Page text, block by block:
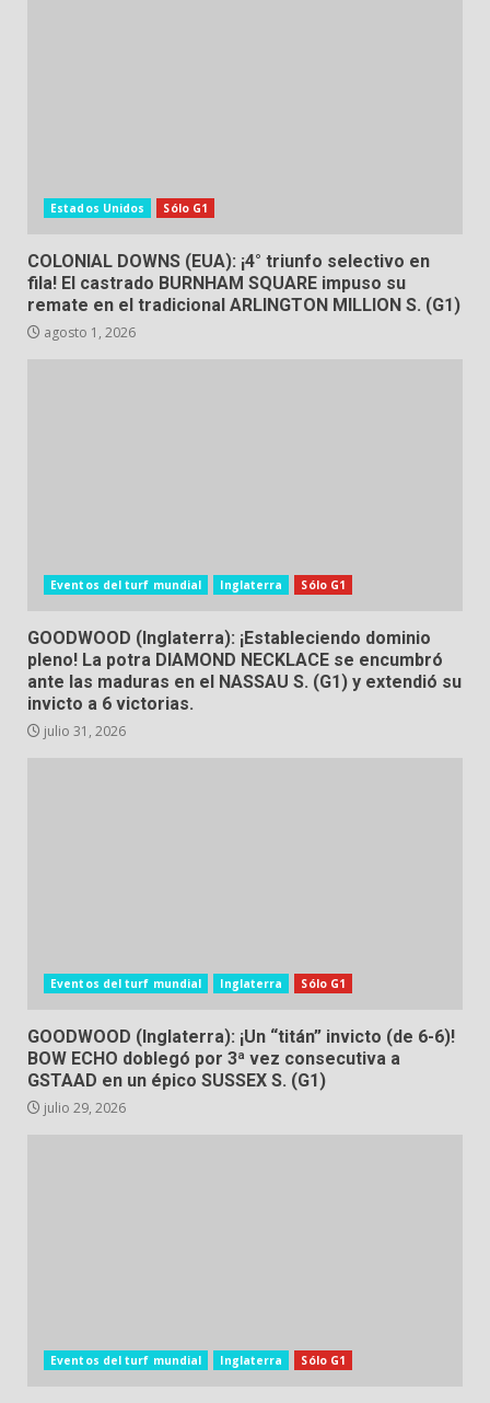
Estados Unidos Sólo G1
COLONIAL DOWNS (EUA): ¡4° triunfo selectivo en
fila! El castrado BURNHAM SQUARE impuso su
remate en el tradicional ARLINGTON MILLION S. (G1)
agosto 1, 2026
Eventos del turf mundial Inglaterra Sólo G1
GOODWOOD (Inglaterra): ¡Estableciendo dominio
pleno! La potra DIAMOND NECKLACE se encumbró
ante las maduras en el NASSAU S. (G1) y extendió su
invicto a 6 victorias.
julio 31, 2026
Eventos del turf mundial Inglaterra Sólo G1
GOODWOOD (Inglaterra): ¡Un “titán” invicto (de 6-6)!
BOW ECHO doblegó por 3ª vez consecutiva a
GSTAAD en un épico SUSSEX S. (G1)
julio 29, 2026
Eventos del turf mundial Inglaterra Sólo G1